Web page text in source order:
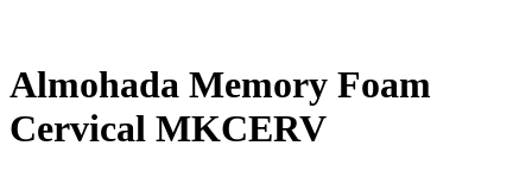
Almohada Memory Foam
Cervical MKCERV